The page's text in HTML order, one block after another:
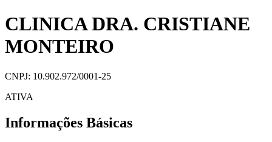
CLINICA DRA. CRISTIANE
MONTEIRO
CNPJ: 10.902.972/0001-25
ATIVA
Informações Básicas